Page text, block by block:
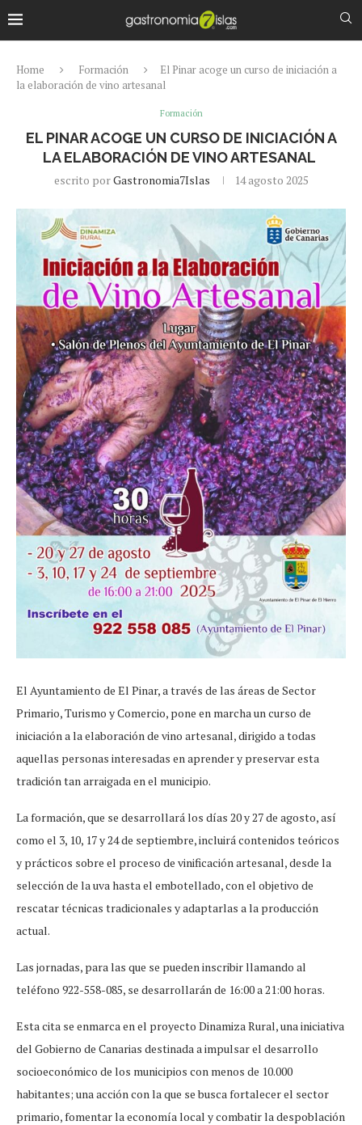
Home Formación
El Pinar acoge un curso de iniciación a
la elaboración de vino artesanal
Formación
EL PINAR ACOGE UN CURSO DE INICIACIÓN A
LA ELABORACIÓN DE VINO ARTESANAL
escrito porGastronomia7Islas 14 agosto 2025
El Ayuntamiento de El Pinar, a través de las áreas de Sector
Primario, Turismo y Comercio, pone en marcha un curso de
iniciación a la elaboración de vino artesanal, dirigido a todas
aquellas personas interesadas en aprender y preservar esta
tradición tan arraigada en el municipio.
La formación, que se desarrollará los días 20 y 27 de agosto, así
como el 3, 10, 17 y 24 de septiembre, incluirá contenidos teóricos
y prácticos sobre el proceso de vinificación artesanal, desde la
selección de la uva hasta el embotellado, con el objetivo de
rescatar técnicas tradicionales y adaptarlas a la producción
actual.
Las jornadas, para las que se pueden inscribir llamando al
teléfono 922-558-085, se desarrollarán de 16:00 a 21:00 horas.
Esta cita se enmarca en el proyecto Dinamiza Rural, una iniciativa
del Gobierno de Canarias destinada a impulsar el desarrollo
socioeconómico de los municipios con menos de 10.000
habitantes; una acción con la que se busca fortalecer el sector
primario, fomentar la economía local y combatir la despoblación